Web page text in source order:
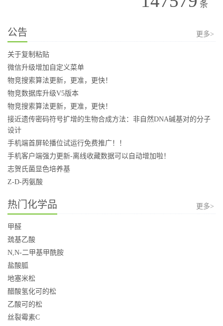
条
公告 更多>
关于复制粘贴
微信升级增加自定义菜单
物竞搜索算法更新，更准，更快！
物竞数据库升级V5版本
物竞搜索算法更新，更准，更快！
接近遗传密码符号扩增的生物合成方法：非自然DNA碱基对的分子
设计
手机端首屏轮播位试运行免费推广！！
手机客户端强力更新-离线收藏数据可以自动增加啦！
志贺氏菌显色培养基
Z-D-丙氨酸
热门化学品 更多>
甲醛
巯基乙酸
N,N-二甲基甲酰胺
盐酸胍
地塞米松
醋酸氢化可的松
乙酸可的松
丝裂霉素C